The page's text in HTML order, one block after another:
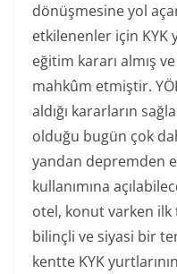
dönüşmesine yol
etkilenenler için KYK
eğitim kararı almış
mahkûm etmiştir.
aldığı kararların
olduğu bugün çok
yandan depremden
kullanımına
otel, konut varken ilk
bilinçli ve siyasi bir
kentte KYK